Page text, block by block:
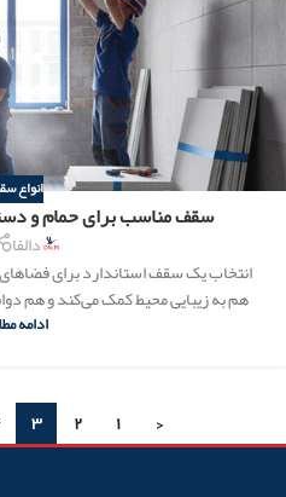
انواع
سقف مناسب برای حمام و
دالفا
انتخاب یک سقف استاندارد برای
هم به زیبایی محیط کمک می‌کند و هم
ادامه
‹ ۱ ۲ ۳